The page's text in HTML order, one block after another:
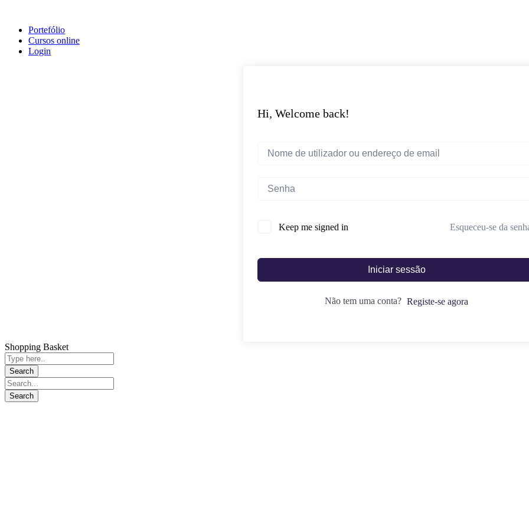
Portefólio
Cursos online
Login
Hi, Welcome back!
Keep me signed in Esqueceu-se da
Iniciar sessão
Não tem uma conta? Registe-se agora
Shopping Basket